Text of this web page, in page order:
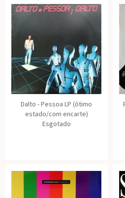
Dalto - Pessoa LP (ótimo
estado/com encarte)
Esgotado